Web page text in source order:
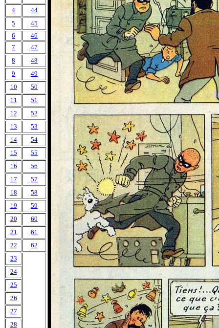
4
44
5
45
6
46
7
47
8
48
9
49
10
50
11
51
12
52
13
53
14
54
15
55
16
56
17
57
18
58
19
59
20
60
21
61
22
62
23
24
25
26
27
28